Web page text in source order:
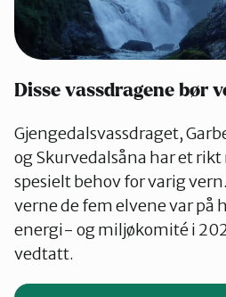
Disse vassdragene bør
Gjengedalsvassdraget,
og Skurvedalsåna har et
spesielt behov for varig
verne de fem elvene var på
energi- og miljøkomité i
vedtatt.